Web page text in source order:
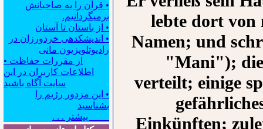
• قرآن را به صاحبانش
برمیگردانیم.
• از باستان تا آستان
• اندیشکده‍ی خردورزان در
رادیوتلویزیون مانی
• از مقررات حفاظت
اطلاعات کاربران در این
سایت آگاه باشید
• این مزدور رژیم را
بشناسید
بیشتر . . .
lebte dort von
Namen; und
"Mani"); die
verteilt; einige
Einkünften;